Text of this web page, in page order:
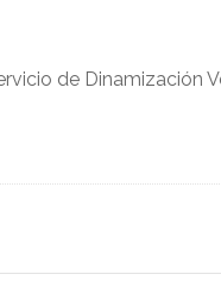
de Dinamización